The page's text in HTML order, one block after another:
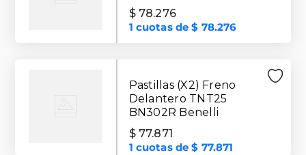
$ 78.276
1 cuotas de$ 78.276
Pastillas (X2) Freno
Delantero TNT25
BN302R Benelli
$ 77.871
1 cuotas de$ 77.871